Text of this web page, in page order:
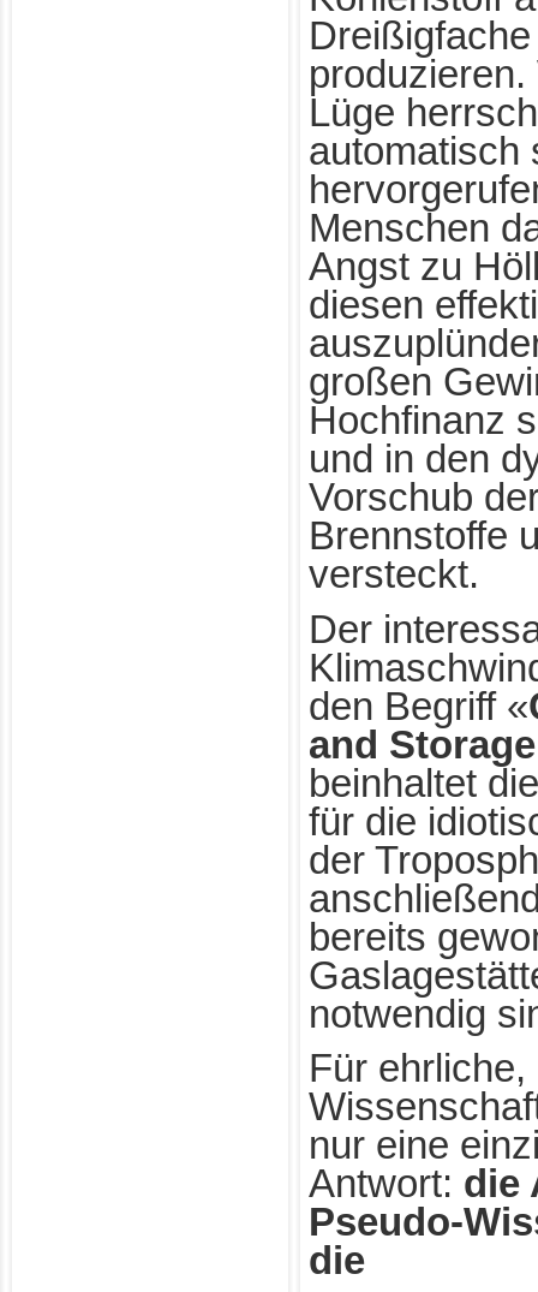
Lüge
automatisch
Menschen
Angst zu
diesen
großen
Hochfinanz
und in den
Vorschub
Brennstoffe
versteckt.
Der
den Begriff «
and
beinhaltet
für die
der
bereits
notwendig
Für
nur eine
Antwort: die
Pseudo-
die